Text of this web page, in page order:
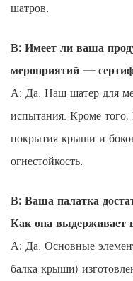
шатров.
В: Имеет ли ваша
мероприятий —
А: Да. Наш шатер для
испытания. Кроме
покрытия крыши и
огнестойкость.
В: Ваша палатка
Как она выдерживает
А: Да. Основные
балка крыши)